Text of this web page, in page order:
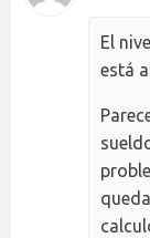
El
está